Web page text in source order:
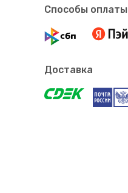
Способы оплаты
Доставка